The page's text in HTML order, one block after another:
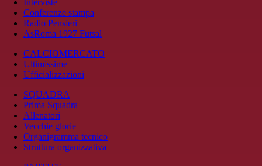
Interviste
Conferenze stampa
Radio Pensieri
AsRoma 1927 Futsal
CALCIOMERCATO
Ultimissime
Ufficializzazioni
SQUADRA
Prima Squadra
Allenatori
Vecchie glorie
Organigramma tecnico
Struttura organizzativa